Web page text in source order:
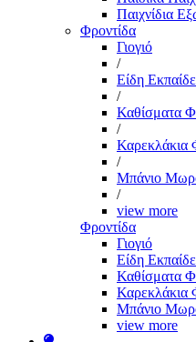
Παιχνίδια
Φροντίδα
Γιογιό
/
Είδη
/
Καθίσματα
/
Καρεκλάκια
/
Μπάνιο
/
view more
Φροντίδα
Γιογιό
Είδη
Καθίσματα
Καρεκλάκια
Μπάνιο
view more